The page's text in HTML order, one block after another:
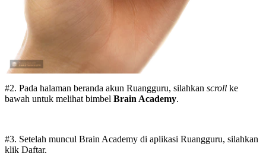
#2. Pada halaman beranda akun Ruangguru, silahkan scroll ke
bawah untuk melihat bimbel Brain Academy.
#3. Setelah muncul Brain Academy di aplikasi Ruangguru, silahkan
klik Daftar.